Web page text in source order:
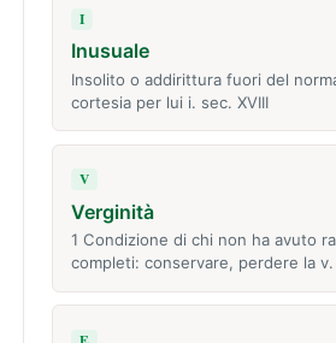
I
Inusuale
Insolito o addirittura fuori del
cortesia per lui i. sec. XVIII
V
Verginità
1 Condizione di chi non ha avuto
completi: conservare, perdere la